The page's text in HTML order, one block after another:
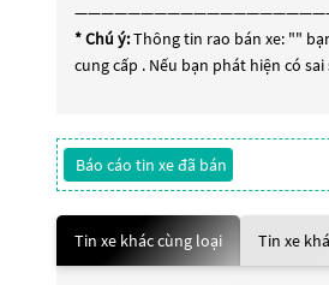
* Chú ý:Thông tin rao bán xe: ""
cung cấp . Nếu bạn phát hiện có
Báo cáo tin xe đã bán
Tin xe khác cùng loại Tin xe